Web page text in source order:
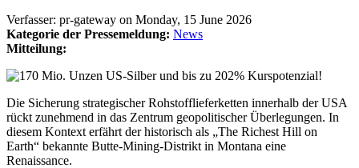
Verfasser: pr-gateway on Monday, 15 June 2026
Kategorie der Pressemeldung: News
Mitteilung:
Die Sicherung strategischer Rohstofflieferketten innerhalb der USA
rückt zunehmend in das Zentrum geopolitischer Überlegungen. In
diesem Kontext erfährt der historisch als „The Richest Hill on
Earth“ bekannte Butte-Mining-Distrikt in Montana eine
Renaissance.